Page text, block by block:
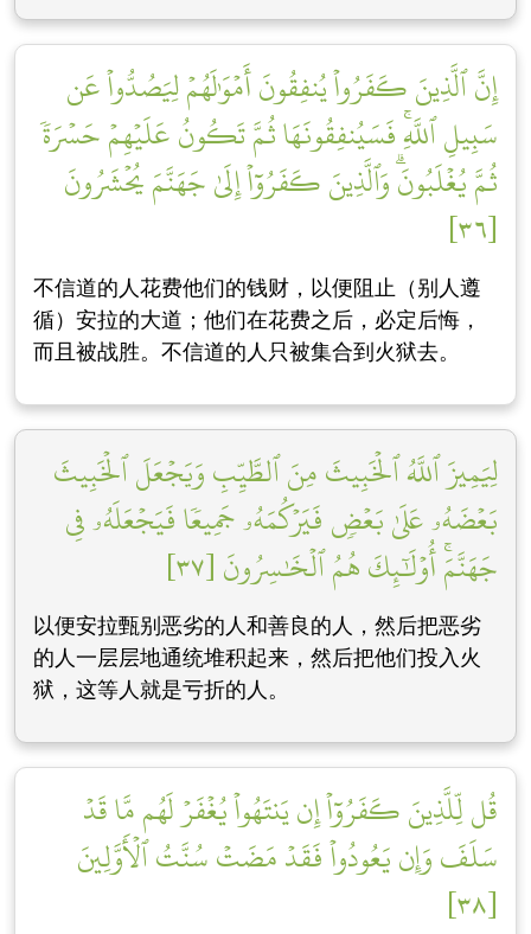
إِنَّ ٱلَّذِينَ كَفَرُواْ يُنفِقُونَ أَمۡوَٰلَهُمۡ لِيَصُدُّواْ عَن
سَبِيلِ ٱللَّهِۚ فَسَيُنفِقُونَهَا ثُمَّ تَكُونُ عَلَيۡهِمۡ حَسۡرَةٗ
ثُمَّ يُغۡلَبُونَۗ وَٱلَّذِينَ كَفَرُوٓاْ إِلَىٰ جَهَنَّمَ يُحۡشَرُونَ
[٣٦]
不信道的人花费他们的钱财，以便阻止（别人遵
循）安拉的大道；他们在花费之后，必定后悔，
而且被战胜。不信道的人只被集合到火狱去。
لِيَمِيزَ ٱللَّهُ ٱلۡخَبِيثَ مِنَ ٱلطَّيِّبِ وَيَجۡعَلَ ٱلۡخَبِيثَ
بَعۡضَهُۥ عَلَىٰ بَعۡضٖ فَيَرۡكُمَهُۥ جَمِيعٗا فَيَجۡعَلَهُۥ فِي
جَهَنَّمَۚ أُوْلَٰٓئِكَ هُمُ ٱلۡخَٰسِرُونَ [٣٧]
以便安拉甄别恶劣的人和善良的人，然后把恶劣
的人一层层地通统堆积起来，然后把他们投入火
狱，这等人就是亏折的人。
قُل لِّلَّذِينَ كَفَرُوٓاْ إِن يَنتَهُواْ يُغۡفَرۡ لَهُم مَّا قَدۡ
سَلَفَ وَإِن يَعُودُواْ فَقَدۡ مَضَتۡ سُنَّتُ ٱلۡأَوَّلِينَ
[٣٨]